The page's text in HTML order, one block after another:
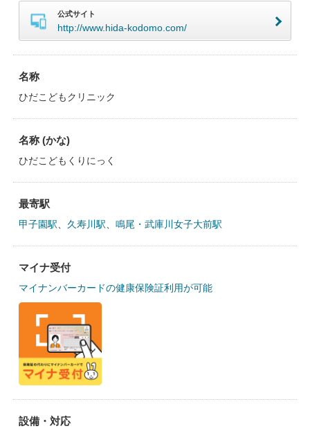
公式サイト
http://www.hida-kodomo.com/
名称
ひだこどもクリニック
名称 (かな)
ひだこどもくりにっく
最寄駅
甲子園駅 久寿川駅 鳴尾・武庫川女子大前駅
マイナ受付
マイナンバーカードの健康保険証利用が可能
設備・対応